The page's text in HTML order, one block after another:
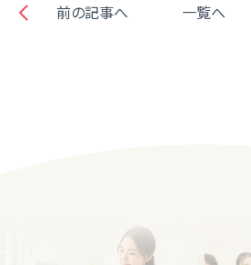
前の記事へ 一覧へ